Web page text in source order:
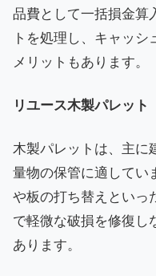
品費として一括損金算
トを処理し、キャッ
メリットもあります。
リユース木製パレット
木製パレットは、主に
量物の保管に適してい
や板の打ち替えといっ
で軽微な破損を修復し
あります。